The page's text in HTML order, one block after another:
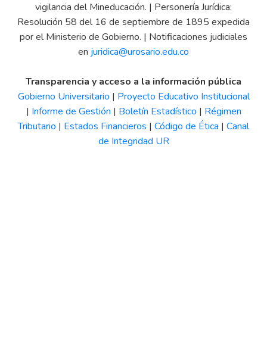
vigilancia del Mineducación. | Personería Jurídica:
Resolución 58 del 16 de septiembre de 1895 expedida
por el Ministerio de Gobierno. | Notificaciones judiciales
en juridica@urosario.edu.co
Transparencia y acceso a la información pública
Gobierno Universitario | Proyecto Educativo Institucional
| Informe de Gestión | Boletín Estadístico | Régimen
Tributario | Estados Financieros | Código de Ética | Canal
de Integridad UR